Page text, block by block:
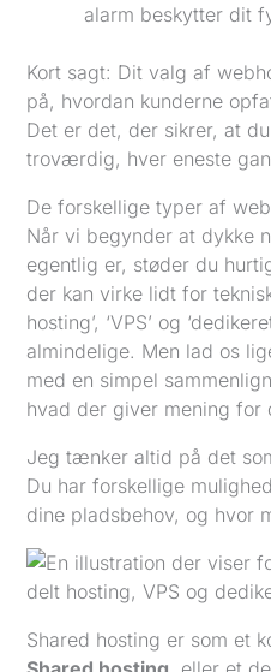
alarm beskytter dit
Kort sagt: Dit valg af
på, hvordan kunderne
Det er det, der sikrer, at
troværdig, hver eneste
De forskellige typer af
Når vi begynder at dykke
egentlig er, støder du
der kan virke lidt for
hosting’, ‘VPS’ og
almindelige. Men lad os
med en simpel
hvad der giver mening for
Jeg tænker altid på det
Du har forskellige
dine pladsbehov, og hvor
Shared hosting er som et